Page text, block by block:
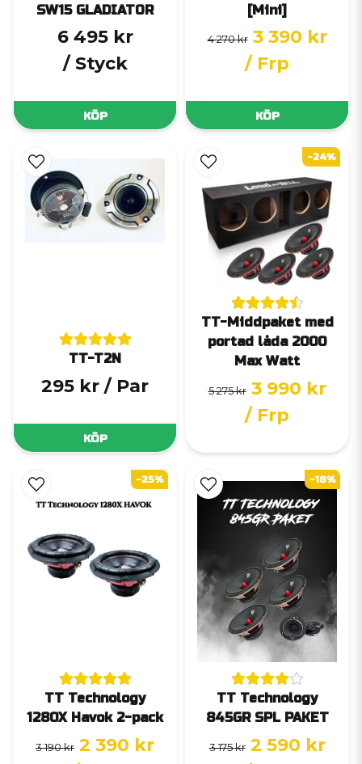
SW15 GLADIATOR
6 495 kr
/ Styck
KÖP
[Mini]
4 270 kr 3 390 kr
/ Frp
KÖP
TT-T2N
295 kr / Par
KÖP
TT-Middpaket med
portad låda 2000
Max Watt
5 275 kr 3 990 kr
/ Frp
-24%
TT Technology
1280X Havok 2-pack
3 190 kr 2 390 kr
-25%
TT Technology
845GR SPL PAKET
3 175 kr 2 590 kr
-18%